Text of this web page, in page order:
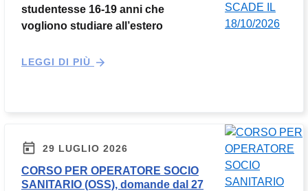
studentesse 16-19 anni che
vogliono studiare all’estero
LEGGI DI PIÙ
29 LUGLIO 2026
CORSO PER OPERATORE SOCIO
SANITARIO (OSS), domande dal 27